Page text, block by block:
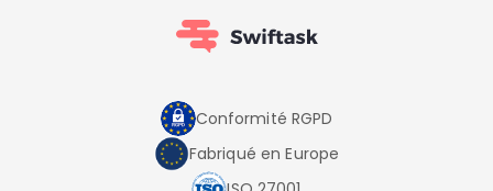
Conformité RGPD
Fabriqué en Europe